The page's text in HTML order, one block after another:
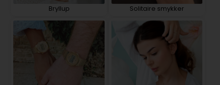
Bryllup Solitaire smykker